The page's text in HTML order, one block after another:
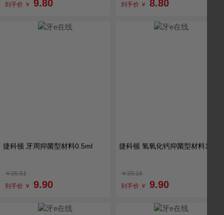
到手价 ￥
9.80
到手价 ￥
8.80
捷科顿 牙周抑菌型材料0.5ml
￥26.51
到手价 ￥
9.90
捷科顿 氢氧化钙抑菌型材料1g
￥39.16
到手价 ￥
9.90